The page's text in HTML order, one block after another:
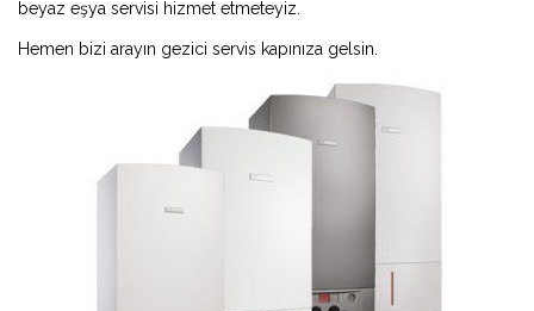
beyaz eşya servisi hizmet etmeteyiz.
Hemen bizi arayın gezici servis kapınıza gelsin.